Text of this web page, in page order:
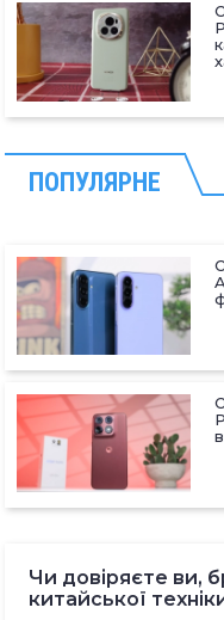
ПОПУЛЯРНЕ
Чи довіряєте ви,
китайської